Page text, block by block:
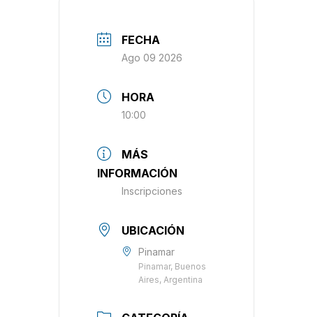
FECHA
Ago 09 2026
HORA
10:00
MÁS
INFORMACIÓN
Inscripciones
UBICACIÓN
Pinamar
Pinamar, Buenos
Aires, Argentina